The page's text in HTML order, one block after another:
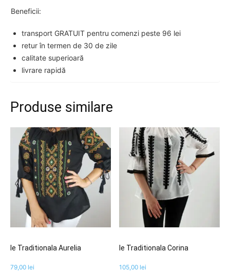
Beneficii:
transport GRATUIT pentru comenzi peste 96 lei
retur în termen de 30 de zile
calitate superioară
livrare rapidă
Produse similare
Ie Traditionala Aurelia
79,00 lei
Ie Traditionala Corina
105,00 lei